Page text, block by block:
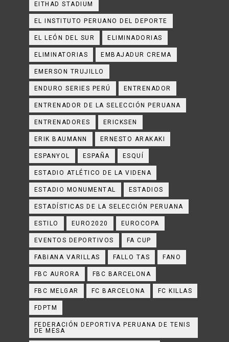
EITHAD STADIUM
EL INSTITUTO PERUANO DEL DEPORTE
EL LEÓN DEL SUR ELIMINADORIAS
ELIMINATORIAS EMBAJADUR CREMA
EMERSON TRUJILLO
ENDURO SERIES PERÚ ENTRENADOR
ENTRENADOR DE LA SELECCIÓN PERUANA
ENTRENADORES ERICKSEN
ERIK BAUMANN ERNESTO ARAKAKI
ESPANYOL ESPAÑA ESQUÍ
ESTADIO ATLÉTICO DE LA VIDENA
ESTADIO MONUMENTAL ESTADIOS
ESTADÍSTICAS DE LA SELECCIÓN PERUANA
ESTILO EURO2020 EUROCOPA
EVENTOS DEPORTIVOS FA CUP
FABIANA VARILLAS FALLO TAS FANO
FBC AURORA FBC BARCELONA
FBC MELGAR FC BARCELONA FC KILLAS
FDPTM
FEDERACIÓN DEPORTIVA PERUANA DE TENIS
DE MESA